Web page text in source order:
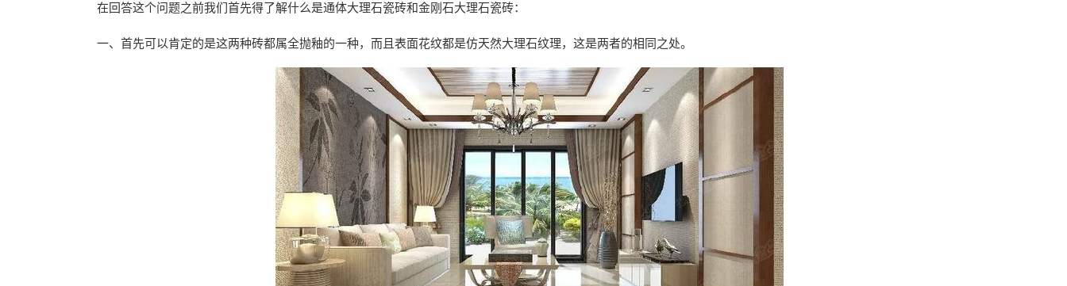
在回答这个问题之前我们首先得了解什么是通体大理石瓷砖和金刚石大理石瓷砖：
一、首先可以肯定的是这两种砖都属全抛釉的一种，而且表面花纹都是仿天然大理石纹理，这是两者的相同之处。